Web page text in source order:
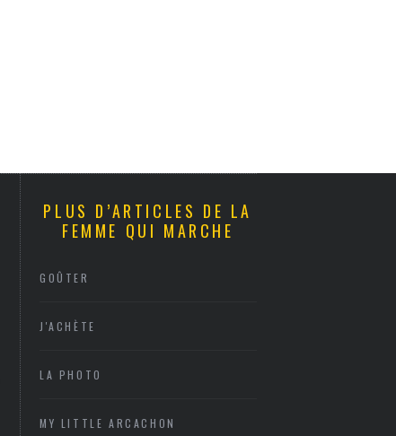
PLUS D’ARTICLES DE LA
FEMME QUI MARCHE
GOÛTER
J'ACHÈTE
LA PHOTO
MY LITTLE ARCACHON